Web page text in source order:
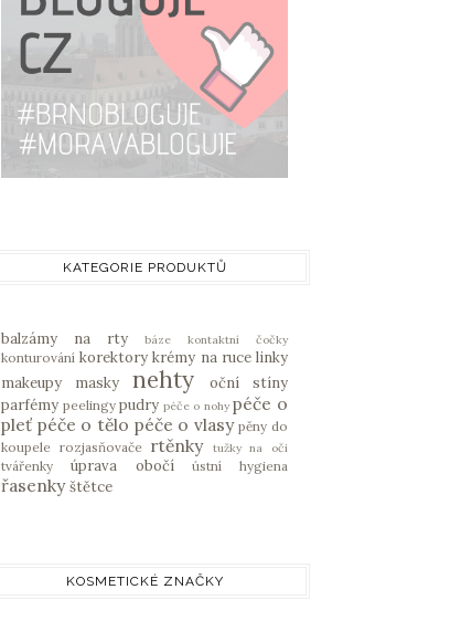
KATEGORIE PRODUKTŮ
balzámy na rty báze kontaktní čočky
konturování korektory krémy na ruce linky
makeupy
masky nehty
oční stíny
parfémy peelingy pudry péče o nohy péče o
pleť péče o tělo péče o vlasy pěny do
koupele rozjasňovače rtěnky tužky na oči
tvářenky úprava obočí ústní hygiena
řasenky štětce
KOSMETICKÉ ZNAČKY